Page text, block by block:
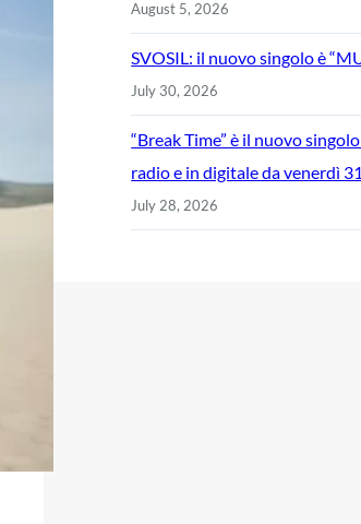
August 5, 2026
SVOSIL: il nuovo singolo è
July 30, 2026
“Break Time” è il nuovo
radio e in digitale da venerdì
July 28, 2026